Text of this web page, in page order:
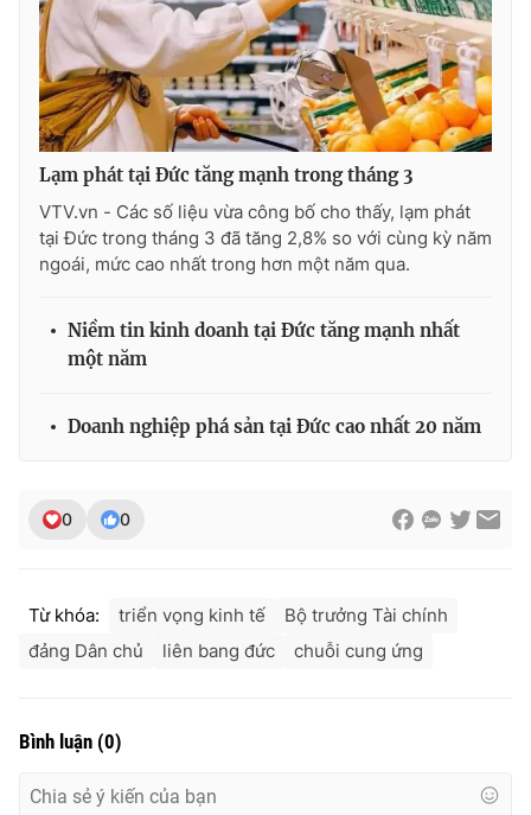
Ðiện thoại Thời báo VTV:024.66 897 897
Email:toasoan@vtv.vn
Liên hệ quảng cáo:024-7300.7108
® Cấm sao chép dưới mọi hình thức nếu không có sự chấp
thuận bằng văn bản. Ghi rõ nguồn VTV.vn khi phát hành lại
Lạm phát tại Đức tăng mạnh trong tháng 3
VTV.vn - Các số liệu vừa công bố cho thấy, lạm phát
tại Đức trong tháng 3 đã tăng 2,8% so với cùng kỳ năm
ngoái, mức cao nhất trong hơn một năm qua.
Niềm tin kinh doanh tại Đức tăng mạnh nhất
một năm
Doanh nghiệp phá sản tại Đức cao nhất 20 năm
0 0
Từ khóa: triển vọng kinh tế
Bộ trưởng Tài chính
đảng Dân chủ
liên bang đức chuỗi cung ứng
Bình luận (0)